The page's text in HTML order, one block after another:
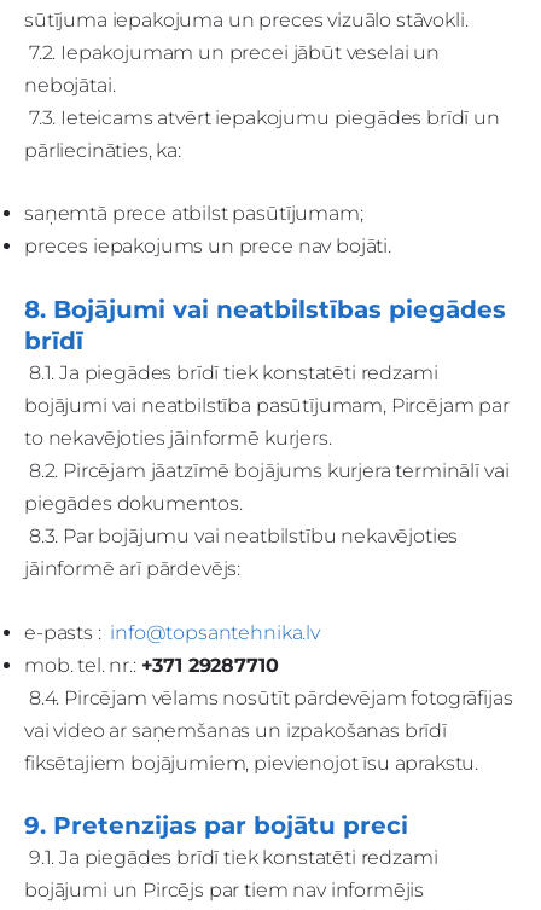
sūtījuma iepakojuma un preces vizuālo stāvokli.
7.2. Iepakojumam un precei jābūt veselai un
nebojātai.
7.3. Ieteicams atvērt iepakojumu piegādes brīdī un
pārliecināties, ka:
saņemtā prece atbilst pasūtījumam;
preces iepakojums un prece nav bojāti.
8. Bojājumi vai neatbilstības piegādes
brīdī
8.1. Ja piegādes brīdī tiek konstatēti redzami
bojājumi vai neatbilstība pasūtījumam, Pircējam par
to nekavējoties jāinformē kurjers.
8.2. Pircējam jāatzīmē bojājums kurjera terminālī vai
piegādes dokumentos.
8.3. Par bojājumu vai neatbilstību nekavējoties
jāinformē arī pārdevējs:
e-pasts : info@topsantehnika.lv
mob. tel. nr.: +371 29287710
8.4. Pircējam vēlams nosūtīt pārdevējam fotogrāfijas
vai video ar saņemšanas un izpakošanas brīdī
fiksētajiem bojājumiem, pievienojot īsu aprakstu.
9. Pretenzijas par bojātu preci
9.1. Ja piegādes brīdī tiek konstatēti redzami
bojājumi un Pircējs par tiem nav informējis